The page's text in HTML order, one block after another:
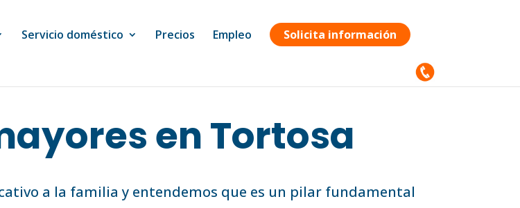
Servicio doméstico Precios Empleo Solicita información
en Tortosa
a la familia y entendemos que es un pilar fundamental